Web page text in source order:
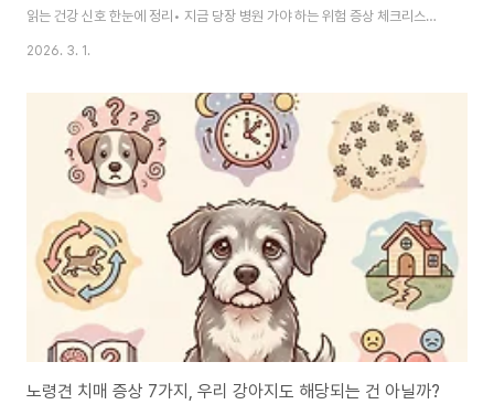
읽는 건강 신호 한눈에 정리• 지금 당장 병원 가야 하는 위험 증상 체크리스트•
병원 가기 전 가정에서 할 수 있는 응급처치 5단계• "괜찮겠지" 방심했다가 입
웩" 소리에 벌떡 일어나 본 적 있으신가요? 저는 반려견과 5년을 함께하면서
이 소리에 잠이 깨는 횟수가 셀 수 없이 많았거든요. 처음엔 구토를 할 때마다
심장이 쿵 내려앉았고, 혈변을 발견한 날은 손이 덜덜 떨리면서 24시 동물병원
을 검색했던 기억이 생생해요.강아지의 구토와 설사는 반려생활에서 가장 빈번
2026. 3. 1.
노령견 치매 증상 7가지, 우리 강아지도 해당되는 건 아닐까?